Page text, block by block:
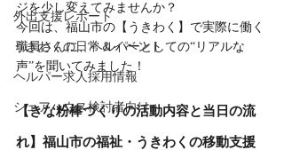
外出支援レポート
うきわくの日常＆イベント
ヘルパー求人採用情報
シェアハウス検討者向け
ジを少し変えてみませんか？
今回は、福山市の【うきわく】で実際に働く
職員さんに、ヘルパーとしての“リアルな
声”を聞いてみました！
【きな粉棒づくりの活動内容と当日の流
れ】福山市の福祉・うきわくの移動支援